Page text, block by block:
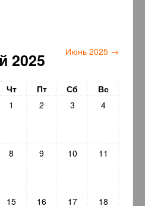
2025 Июнь 2025 →
Чт Пт Сб
Вс
1
2 3 4
8 9 10 11
15 16 17 18